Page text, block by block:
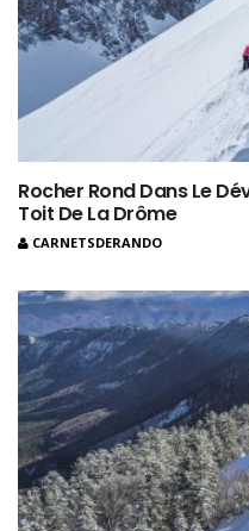
Rocher Rond Dans Le
Toit De La Drôme
CARNETSDERANDO